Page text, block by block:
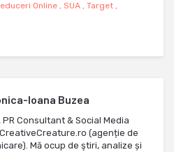
Online , SUA , Target ,
Ioana Buzea
Consultant & Social Media
(agenție de
Mă ocup de ştiri, analize și